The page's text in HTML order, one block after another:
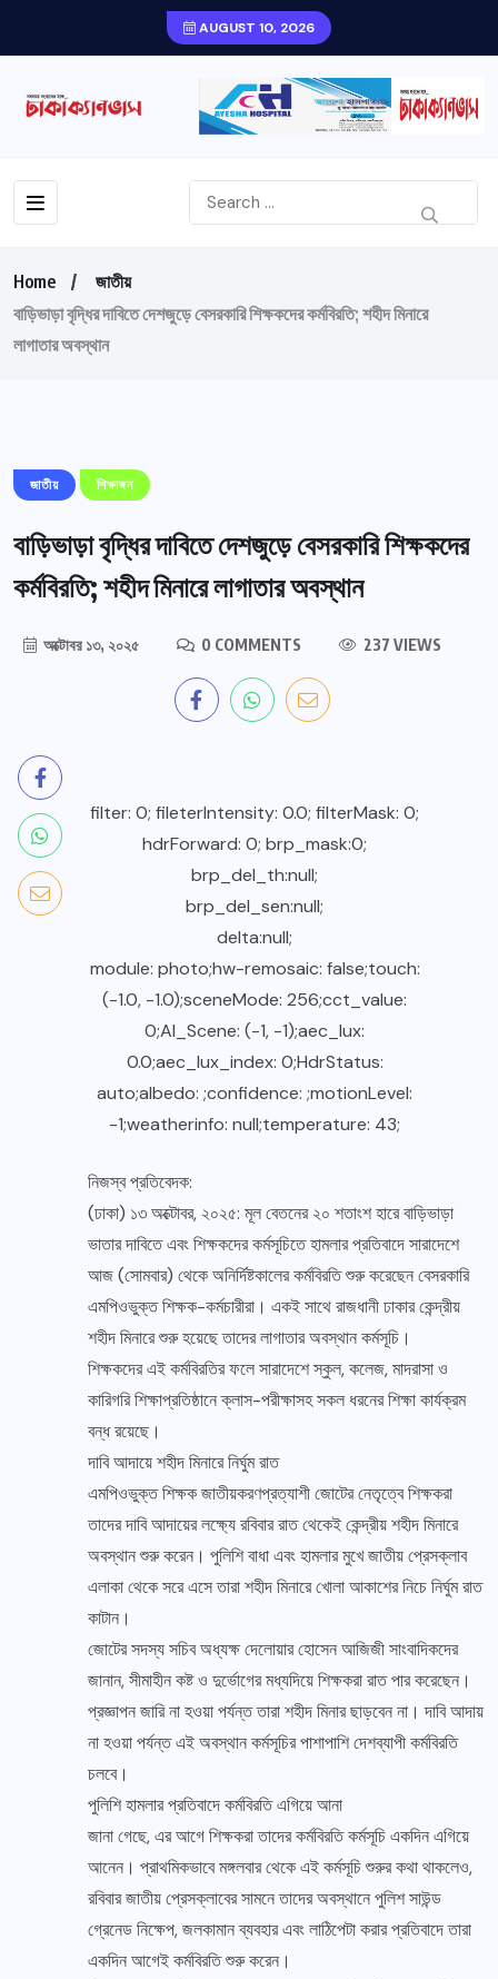
AUGUST 10, 2026
Home
জাতীয়
বাড়িভাড়া বৃদ্ধির দাবিতে দেশজুড়ে বেসরকারি শিক্ষকদের কর্মবিরতি; শহীদ মিনারে
লাগাতার অবস্থান
জাতীয় শিক্ষাঙ্গন
বাড়িভাড়া বৃদ্ধির দাবিতে দেশজুড়ে বেসরকারি শিক্ষকদের
কর্মবিরতি; শহীদ মিনারে লাগাতার অবস্থান
অক্টোবর ১৩, ২০২৫ 0 COMMENTS 237 VIEWS
filter: 0; fileterIntensity: 0.0; filterMask: 0;
hdrForward: 0; brp_mask:0;
brp_del_th:null;
brp_del_sen:null;
delta:null;
module: photo;hw-remosaic: false;touch:
(-1.0, -1.0);sceneMode: 256;cct_value:
0;AI_Scene: (-1, -1);aec_lux:
0.0;aec_lux_index: 0;HdrStatus:
auto;albedo: ;confidence: ;motionLevel:
-1;weatherinfo: null;temperature: 43;
নিজস্ব প্রতিবেদক:
(ঢাকা) ১৩ অক্টোবর, ২০২৫: মূল বেতনের ২০ শতাংশ হারে বাড়িভাড়া
ভাতার দাবিতে এবং শিক্ষকদের কর্মসূচিতে হামলার প্রতিবাদে সারাদেশে
আজ (সোমবার) থেকে অনির্দিষ্টকালের কর্মবিরতি শুরু করেছেন বেসরকারি
এমপিওভুক্ত শিক্ষক-কর্মচারীরা। একই সাথে রাজধানী ঢাকার কেন্দ্রীয়
শহীদ মিনারে শুরু হয়েছে তাদের লাগাতার অবস্থান কর্মসূচি।
শিক্ষকদের এই কর্মবিরতির ফলে সারাদেশে স্কুল, কলেজ, মাদরাসা ও
কারিগরি শিক্ষাপ্রতিষ্ঠানে ক্লাস-পরীক্ষাসহ সকল ধরনের শিক্ষা কার্যক্রম
বন্ধ রয়েছে।
দাবি আদায়ে শহীদ মিনারে নির্ঘুম রাত
এমপিওভুক্ত শিক্ষক জাতীয়করণপ্রত্যাশী জোটের নেতৃত্বে শিক্ষকরা
তাদের দাবি আদায়ের লক্ষ্যে রবিবার রাত থেকেই কেন্দ্রীয় শহীদ মিনারে
অবস্থান শুরু করেন। পুলিশি বাধা এবং হামলার মুখে জাতীয় প্রেসক্লাব
এলাকা থেকে সরে এসে তারা শহীদ মিনারে খোলা আকাশের নিচে নির্ঘুম রাত
কাটান।
জোটের সদস্য সচিব অধ্যক্ষ দেলোয়ার হোসেন আজিজী সাংবাদিকদের
জানান, সীমাহীন কষ্ট ও দুর্ভোগের মধ্যদিয়ে শিক্ষকরা রাত পার করেছেন।
প্রজ্ঞাপন জারি না হওয়া পর্যন্ত তারা শহীদ মিনার ছাড়বেন না। দাবি আদায়
না হওয়া পর্যন্ত এই অবস্থান কর্মসূচির পাশাপাশি দেশব্যাপী কর্মবিরতি
চলবে।
পুলিশি হামলার প্রতিবাদে কর্মবিরতি এগিয়ে আনা
জানা গেছে, এর আগে শিক্ষকরা তাদের কর্মবিরতি কর্মসূচি একদিন এগিয়ে
আনেন। প্রাথমিকভাবে মঙ্গলবার থেকে এই কর্মসূচি শুরুর কথা থাকলেও,
রবিবার জাতীয় প্রেসক্লাবের সামনে তাদের অবস্থানে পুলিশ সাউন্ড
গ্রেনেড নিক্ষেপ, জলকামান ব্যবহার এবং লাঠিপেটা করার প্রতিবাদে তারা
একদিন আগেই কর্মবিরতি শুরু করেন।